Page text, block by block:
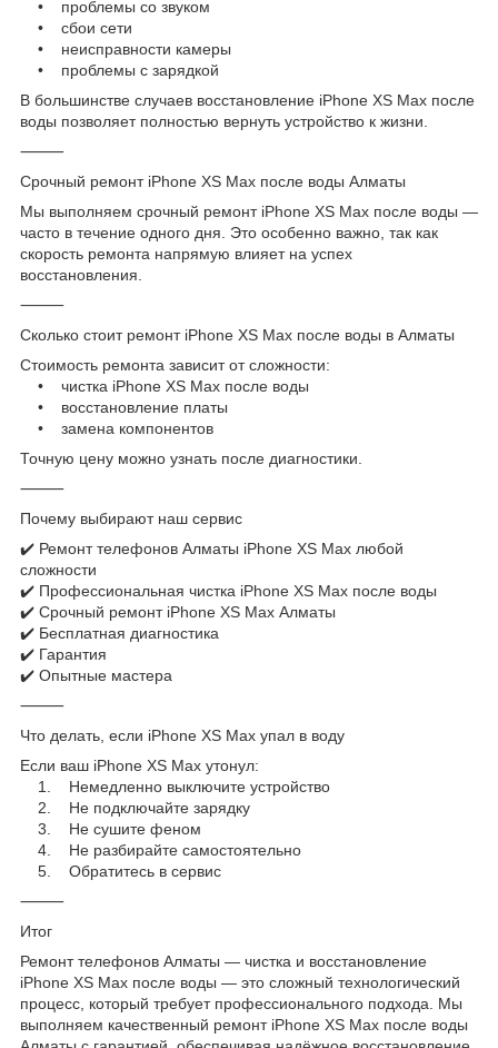
• проблемы со звуком
• сбои сети
• неисправности камеры
• проблемы с зарядкой
В большинстве случаев восстановление iPhone XS Max после
воды позволяет полностью вернуть устройство к жизни.
⸻
Срочный ремонт iPhone XS Max после воды Алматы
Мы выполняем срочный ремонт iPhone XS Max после воды —
часто в течение одного дня. Это особенно важно, так как
скорость ремонта напрямую влияет на успех
восстановления.
⸻
Сколько стоит ремонт iPhone XS Max после воды в Алматы
Стоимость ремонта зависит от сложности:
• чистка iPhone XS Max после воды
• восстановление платы
• замена компонентов
Точную цену можно узнать после диагностики.
⸻
Почему выбирают наш сервис
✔️ Ремонт телефонов Алматы iPhone XS Max любой
сложности
✔️ Профессиональная чистка iPhone XS Max после воды
✔️ Срочный ремонт iPhone XS Max Алматы
✔️ Бесплатная диагностика
✔️ Гарантия
✔️ Опытные мастера
⸻
Что делать, если iPhone XS Max упал в воду
Если ваш iPhone XS Max утонул:
1. Немедленно выключите устройство
2. Не подключайте зарядку
3. Не сушите феном
4. Не разбирайте самостоятельно
5. Обратитесь в сервис
⸻
Итог
Ремонт телефонов Алматы — чистка и восстановление
iPhone XS Max после воды — это сложный технологический
процесс, который требует профессионального подхода. Мы
выполняем качественный ремонт iPhone XS Max после воды